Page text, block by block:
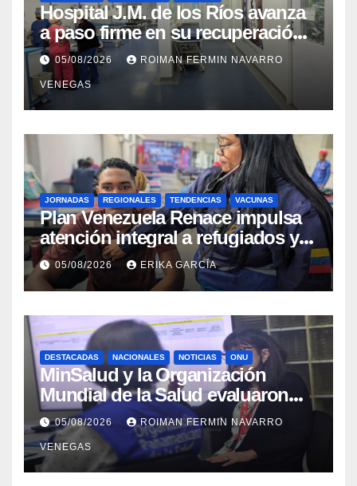
Hospital J.M. de los Ríos avanza
a paso firme en su recuperación
tras los recientes eventos
sísmicos
05/08/2026 ROIMAN FERMIN NAVARRO
VENEGAS
JORNADAS REGIONALES TENDENCIAS VACUNAS
​Plan Venezuela Renace impulsa
atención integral a refugiados y
evaluación de vacunación en
Aragua
05/08/2026 ERIKA GARCÍA
DESTACADAS NACIONALES NOTICIAS ONU
MinSalud y la Organización
Mundial de la Salud evaluaron
propuesta técnica integral en
materia de agua saneamiento e
higiene ante contingencia
sísmica
05/08/2026 ROIMAN FERMIN NAVARRO
VENEGAS